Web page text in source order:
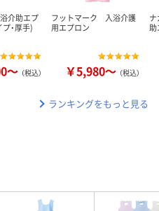
介助エプ
・厚手)
～ （税込）
フットマーク 入浴介護
用エプロン
￥5,980～ （税込）
ランキングをもっと見る